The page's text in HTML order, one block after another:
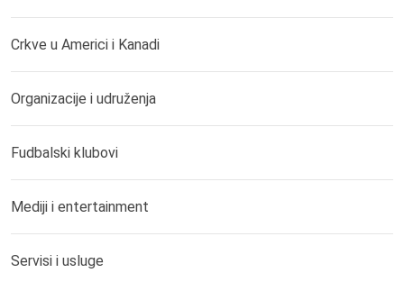
Crkve u Americi i Kanadi
Organizacije i udruženja
Fudbalski klubovi
Mediji i entertainment
Servisi i usluge